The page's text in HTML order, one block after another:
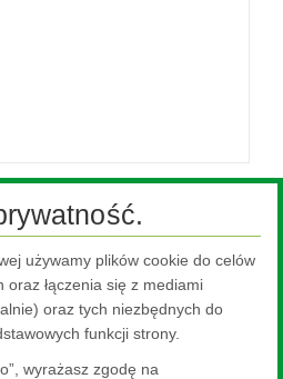
wymaga włączenia plików
zablokowane. Aby zmienić swoje
kliknij tutaj.
używamy plików cookie do celów
łączenia się z mediami
oraz tych niezbędnych do
funkcji strony.
wyrażasz zgodę na